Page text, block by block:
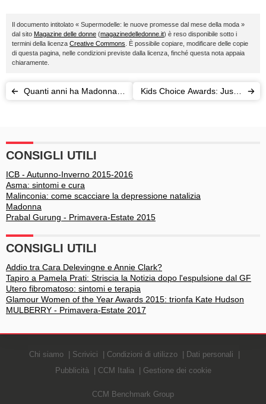
Il documento intitolato « Supermodelle: le nuove promesse dal mese della moda »
dal sito Magazine delle donne (magazinedelledonne.it) è reso disponibile sotto i
termini della licenza Creative Commons . È possibile copiare, modificare delle copie
di questa pagina, nelle condizioni previste dalla licenza, finché questa nota appaia
chiaramente.
Quanti anni ha Madonna? I
Kids Choice Awards: Justin
CONSIGLI UTILI
ICB - Autunno-Inverno 2015-2016
Asma: sintomi e cura
Malinconia: come scacciare la depressione natalizia
Madonna
Prabal Gurung - Primavera-Estate 2015
CONSIGLI UTILI
Addio tra Cara Delevingne e Annie Clark?
Tapiro a Pamela Prati: Striscia la Notizia dopo l'espulsione dal GF
Utero fibromatoso: sintomi e terapia
Glamour Women of the Year Awards 2015: trionfa Kate Hudson
MULBERRY - Primavera-Estate 2017
Chi siamo Scrivici Condizioni di utilizzo
Dati personali
Pubblicità
CCM Italia Gestione dei cookie
CCM Benchmark Group